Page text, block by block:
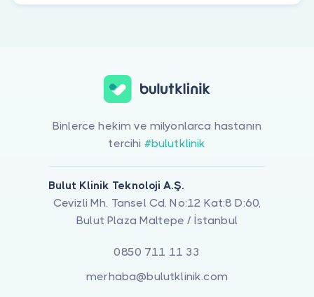
Binlerce hekim ve milyonlarca hastanın
tercihi #bulutklinik
Bulut Klinik Teknoloji A.Ş.
Cevizli Mh. Tansel Cd. No:12 Kat:8 D:60,
Bulut Plaza Maltepe / İstanbul
0850 711 11 33
merhaba@bulutklinik.com